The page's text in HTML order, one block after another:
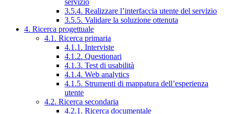
servizio
3.5.4. Realizzare l’interfaccia utente del servizio
3.5.5. Validare la soluzione ottenuta
4. Ricerca progettuale
4.1. Ricerca primaria
4.1.1. Interviste
4.1.2. Questionari
4.1.3. Test di usabilità
4.1.4. Web analytics
4.1.5. Strumenti di mappatura dell’esperienza
utente
4.2. Ricerca secondaria
4.2.1. Ricerca documentale